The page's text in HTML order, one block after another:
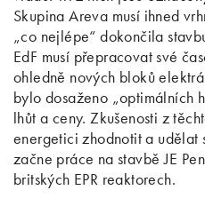
Skupina Areva musí ihned
„co nejlépe“ dokončila
EdF musí přepracovat své
ohledně nových bloků
bylo dosaženo „optimálních
lhůt a ceny. Zkušenosti z
energetici zhodnotit a udělat
začne práce na stavbě JE
britských EPR reaktorech.